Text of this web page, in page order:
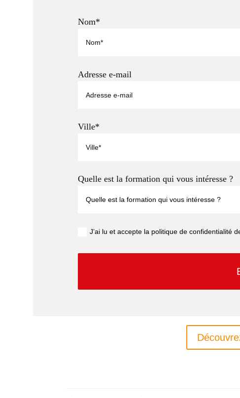
Nom*
Adresse e-mail
Ville*
Quelle est la formation qui vous intéresse ?
J’ai lu et accepte la politique de confidentialité